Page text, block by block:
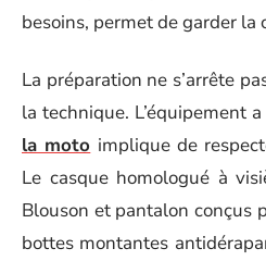
besoins, permet de garder la
La préparation ne s’arrête
la technique. L’équipement
la moto implique de
Le casque homologué à
Blouson et pantalon conçus
bottes montantes